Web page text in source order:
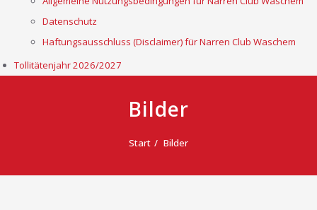
Datenschutz
Haftungsausschluss (Disclaimer) für Narren Club Waschem
Tollitätenjahr 2026/2027
Bilder
Start Bilder